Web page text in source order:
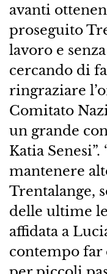
avanti
proseguito
lavoro e
cercando di
ringraziare
Comitato
un grande
Katia
mantenere
Trentalange,
delle ultime
affidata a
contempo far